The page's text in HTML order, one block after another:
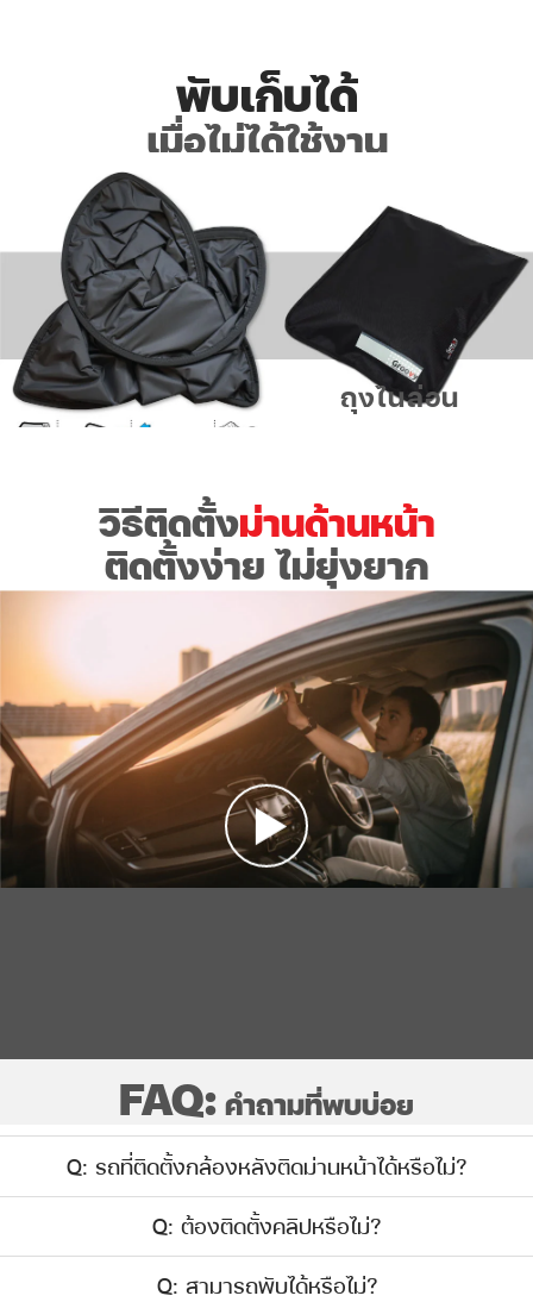
พับเก็บได้
เมื่อไม่ได้ใช้งาน
ถุงไนล่อน
วิธีติดตั้งม่านด้านหน้า
ติดตั้งง่าย ไม่ยุ่งยาก
FAQ: คำถามที่พบบ่อย
Q: รถที่ติดตั้งกล้องหลังติดม่านหน้าได้หรือไม่?
Q: ต้องติดตั้งคลิปหรือไม่?
Q: สามารถพับได้หรือไม่?